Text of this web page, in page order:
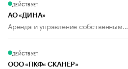
ДЕЙСТВУЕТ
АО «ДИНА»
Аренда и управление собственным...
ДЕЙСТВУЕТ
ООО «ПКФ« СКАНЕР»